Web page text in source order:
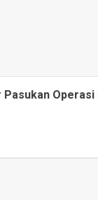
Operasi